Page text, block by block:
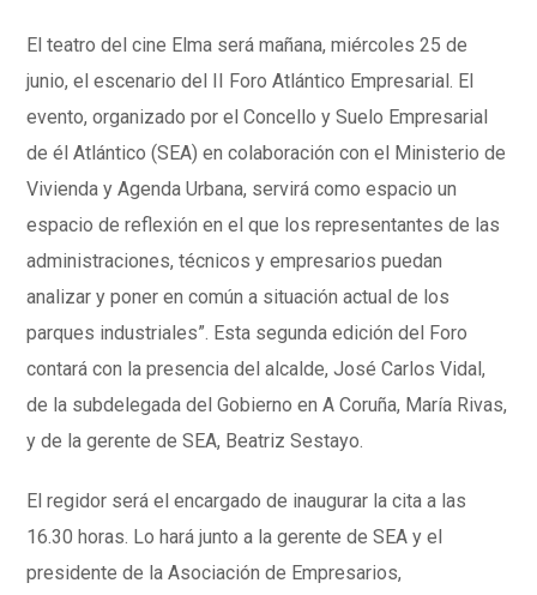
El teatro del cine Elma será mañana, miércoles 25 de
junio, el escenario del II Foro Atlántico Empresarial. El
evento, organizado por el Concello y Suelo Empresarial
de él Atlántico (SEA) en colaboración con el Ministerio de
Vivienda y Agenda Urbana, servirá como espacio un
espacio de reflexión en el que los representantes de las
administraciones, técnicos y empresarios puedan
analizar y poner en común a situación actual de los
parques industriales”. Esta segunda edición del Foro
contará con la presencia del alcalde, José Carlos Vidal,
de la subdelegada del Gobierno en A Coruña, María Rivas,
y de la gerente de SEA, Beatriz Sestayo.
El regidor será el encargado de inaugurar la cita a las
16.30 horas. Lo hará junto a la gerente de SEA y el
presidente de la Asociación de Empresarios,